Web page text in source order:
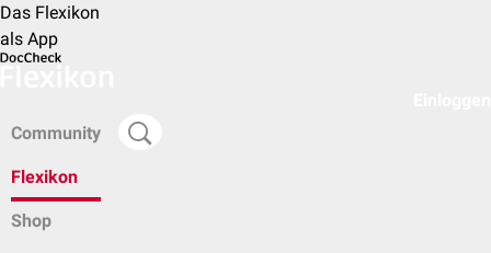
Das Flexikon
als App
Community
Flexikon
Shop